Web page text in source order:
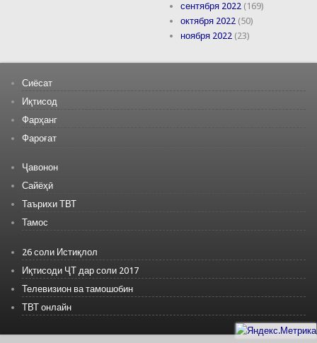
сентября 2022 (169)
октября 2022 (50)
ноября 2022 (23)
Сиёсат
Иқтисод
Фарҳанг
Фароғат
Ҷавонон
Сайёҳӣ
Таърихи ТВТ
Тамос
26 соли Истиқлол
Иқтисоди ҶТ дар соли 2017
Телевизион ва тамошобин
ТВТ онлайн